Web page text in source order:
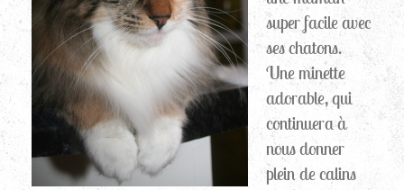
super facile avec
ses chatons.
Une minette
adorable, qui
continuera à
nous donner
plein de calins